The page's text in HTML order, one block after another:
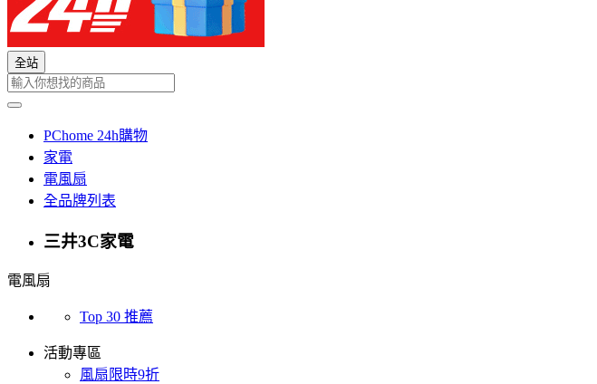
全站
PChome 24h購物
家電
電風扇
全品牌列表
三井3C家電
電風扇
Top 30 推薦
活動專區
風扇限時9折